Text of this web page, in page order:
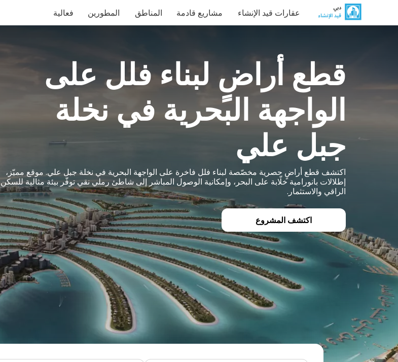
فعالية المطورين المناطق مشاريع قادمة عقارات قيد الإنشاء
قطع أراضٍ لبناء فلل على
الواجهة البحرية في نخلة
جبل علي
اكتشف قطع أراضٍ حصرية مخصّصة لبناء فلل فاخرة على الواجهة البحرية في نخلة جبل علي. موقع مميّز،
إطلالات بانورامية خلّابة على البحر، وإمكانية الوصول المباشر إلى شاطئ رملي نقي توفّر بيئة مثالية للسكن
الراقي والاستثمار.
اكتشف المشروع